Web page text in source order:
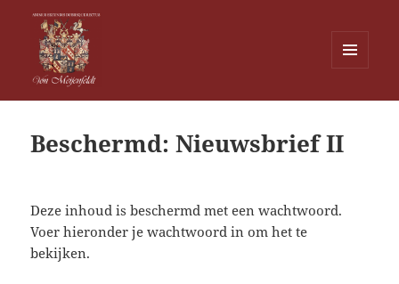
WIDGETS
Beschermd: Nieuwsbrief II
Deze inhoud is beschermd met een wachtwoord.
Voer hieronder je wachtwoord in om het te
bekijken.